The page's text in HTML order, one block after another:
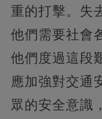
重的打擊。失
他們需要社會
他們度過這段
應加強對交通
眾的安全意識